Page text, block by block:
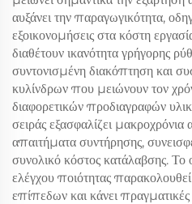
αυξάνει την παραγωγικότητα,
εξοικονομήσεις στα κόστη
διαθέτουν ικανότητα γρήγορης
συντονισμένη διακόπτηση και
κυλίνδρων που μειώνουν τον
διαφορετικών προδιαγραφών
σειράς εξασφαλίζει μακροχρόνια
απαιτήματα συντήρησης,
συνολικό κόστος κατάλαβσης.
ελέγχου ποιότητας
επίπεδων και κάνει